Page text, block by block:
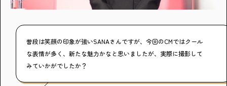
普段は笑顔の印象が強いSANAさんですが、今回のCMではクール
な表情が多く、新たな魅力かなと思いましたが、実際に撮影して
みていかがでしたか？